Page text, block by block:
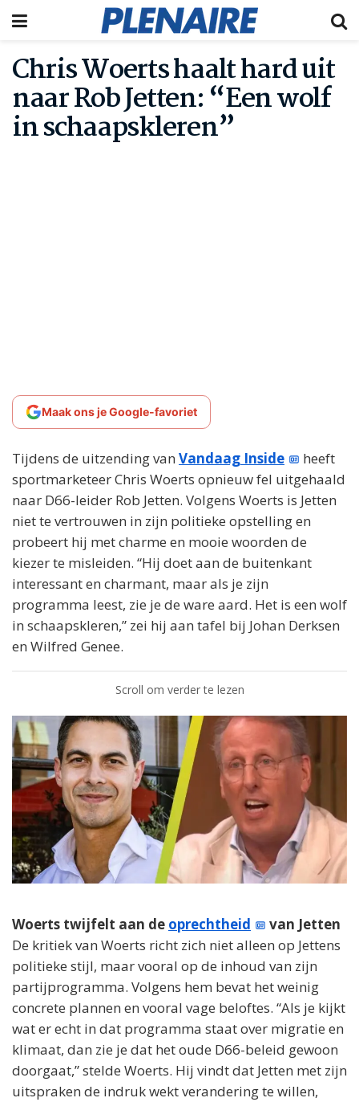
Chris Woerts haalt hard uit
naar Rob Jetten: “Een wolf
in schaapskleren”
Maak ons je Google-favoriet
Tijdens de uitzending van Vandaag Inside
heeft
sportmarketeer Chris Woerts opnieuw fel uitgehaald
naar D66-leider Rob Jetten. Volgens Woerts is Jetten
niet te vertrouwen in zijn politieke opstelling en
probeert hij met charme en mooie woorden de
kiezer te misleiden. “Hij doet aan de buitenkant
interessant en charmant, maar als je zijn
programma leest, zie je de ware aard. Het is een wolf
in schaapskleren,” zei hij aan tafel bij Johan Derksen
en Wilfred Genee.
Scroll om verder te lezen
Woerts twijfelt aan de oprechtheid
van Jetten
De kritiek van Woerts richt zich niet alleen op Jettens
politieke stijl, maar vooral op de inhoud van zijn
partijprogramma. Volgens hem bevat het weinig
concrete plannen en vooral vage beloftes. “Als je kijkt
wat er echt in dat programma staat over migratie en
klimaat, dan zie je dat het oude D66-beleid gewoon
doorgaat,” stelde Woerts. Hij vindt dat Jetten met zijn
uitspraken de indruk wekt verandering te willen,